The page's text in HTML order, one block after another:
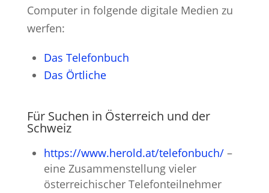
Computer in folgende digitale Medien zu
werfen:
Das Telefonbuch
Das Örtliche
Für Suchen in Österreich und der
Schweiz
https://www.herold.at/telefonbuch/–
eine Zusammenstellung vieler
österreichischer Telefonteilnehmer